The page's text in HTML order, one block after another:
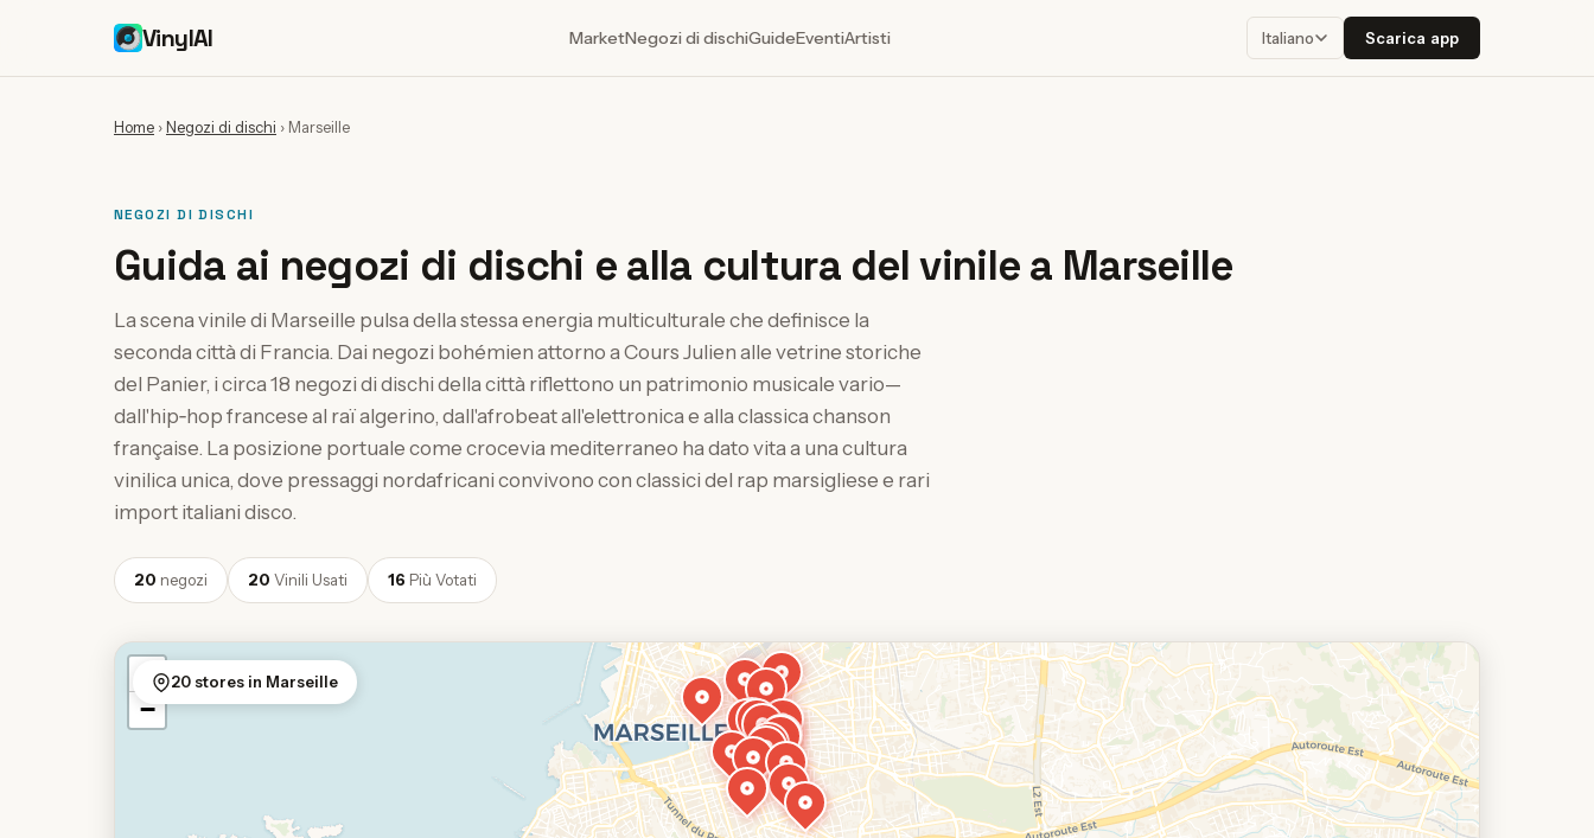
VinylAI MarketNegozi di dischiGuideEventiArtisti Italiano Scarica app
Home ›Negozi di dischi › Marseille
NEGOZI DI DISCHI
Guida ai negozi di dischi e alla cultura del vinile a Marseille
La scena vinile di Marseille pulsa della stessa energia multiculturale che definisce la
seconda città di Francia. Dai negozi bohémien attorno a Cours Julien alle vetrine storiche
del Panier, i circa 18 negozi di dischi della città riflettono un patrimonio musicale vario—
dall'hip‑hop francese al raï algerino, dall'afrobeat all'elettronica e alla classica chanson
française. La posizione portuale come crocevia mediterraneo ha dato vita a una cultura
vinilica unica, dove pressaggi nordafricani convivono con classici del rap marsigliese e rari
import italiani disco.
20 negozi 20 Vinili Usati 16 Più Votati
+
−
20 stores in Marseille